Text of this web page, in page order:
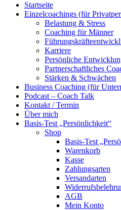
Startseite
Einzelcoachings (für
Belastung & Stress
Coaching für Männer
Karriere
Persönliche
Partnerschaftliches
Stärken & Schwächen
Business Coaching (für
Podcast – Coach Talk
Kontakt / Termin
Über mich
Basis-Test „Persönlichkeit“
Shop
Basis-Test
Warenkorb
Kasse
Zahlungsarten
Versandarten
AGB
Mein Konto